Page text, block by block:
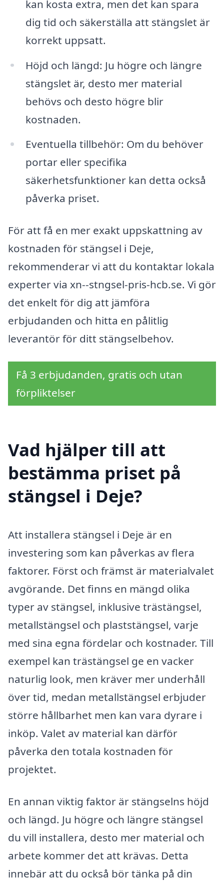
kan kosta extra, men det kan spara
dig tid och säkerställa att stängslet är
korrekt uppsatt.
Höjd och längd: Ju högre och längre
stängslet är, desto mer material
behövs och desto högre blir
kostnaden.
Eventuella tillbehör: Om du behöver
portar eller specifika
säkerhetsfunktioner kan detta också
påverka priset.
För att få en mer exakt uppskattning av
kostnaden för stängsel i Deje,
rekommenderar vi att du kontaktar lokala
experter via xn--stngsel-pris-hcb.se. Vi gör
det enkelt för dig att jämföra
erbjudanden och hitta en pålitlig
leverantör för ditt stängselbehov.
Få 3 erbjudanden, gratis och utan
förpliktelser
Vad hjälper till att
bestämma priset på
stängsel i Deje?
Att installera stängsel i Deje är en
investering som kan påverkas av flera
faktorer. Först och främst är materialvalet
avgörande. Det finns en mängd olika
typer av stängsel, inklusive trästängsel,
metallstängsel och plaststängsel, varje
med sina egna fördelar och kostnader. Till
exempel kan trästängsel ge en vacker
naturlig look, men kräver mer underhåll
över tid, medan metallstängsel erbjuder
större hållbarhet men kan vara dyrare i
inköp. Valet av material kan därför
påverka den totala kostnaden för
projektet.
En annan viktig faktor är stängselns höjd
och längd. Ju högre och längre stängsel
du vill installera, desto mer material och
arbete kommer det att krävas. Detta
innebär att du också bör tänka på din